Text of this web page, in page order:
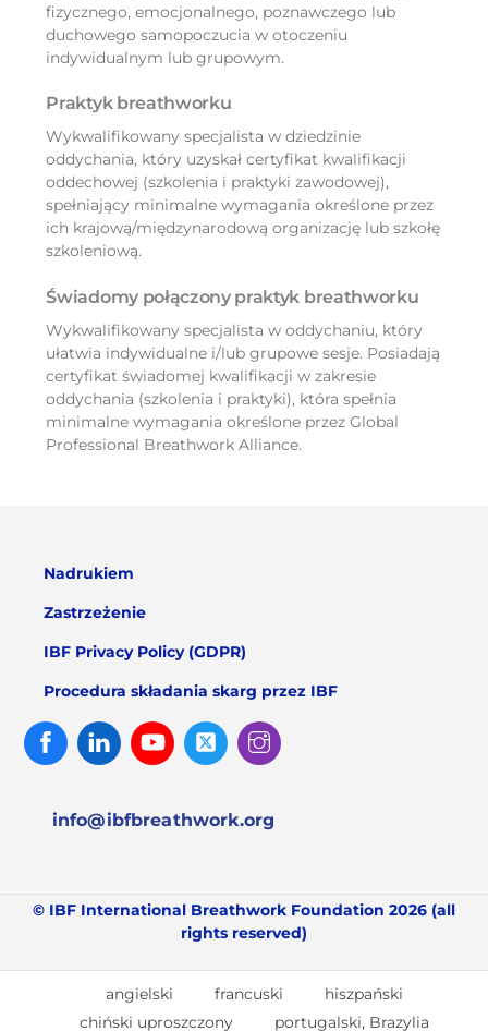
fizycznego, emocjonalnego, poznawczego lub
duchowego samopoczucia w otoczeniu
indywidualnym lub grupowym.
Praktyk breathworku
Wykwalifikowany specjalista w dziedzinie
oddychania, który uzyskał certyfikat kwalifikacji
oddechowej (szkolenia i praktyki zawodowej),
spełniający minimalne wymagania określone przez
ich krajową/międzynarodową organizację lub szkołę
szkoleniową.
Świadomy połączony praktyk breathworku
Wykwalifikowany specjalista w oddychaniu, który
ułatwia indywidualne i/lub grupowe sesje. Posiadają
certyfikat świadomej kwalifikacji w zakresie
oddychania (szkolenia i praktyki), która spełnia
minimalne wymagania określone przez Global
Professional Breathwork Alliance.
Nadrukiem
Zastrzeżenie
IBF Privacy Policy (GDPR)
Procedura składania skarg przez IBF
FacebookLinked
In
Youtube Twitter
info@ibfbreathwork.org
© IBF International Breathwork Foundation 2026 (all
rights reserved)
angielski francuski
hiszpański
chiński uproszczony
portugalski, Brazylia